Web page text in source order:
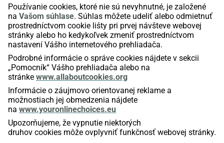
Používanie cookies, ktoré nie sú nevyhnutné, je založené
na Vašom súhlase. Súhlas môžete udeliť alebo odmietnuť
prostredníctvom cookie lišty pri prvej návšteve webovej
stránky alebo ho kedykoľvek zmeniť prostredníctvom
nastavení Vášho internetového prehliadača.
Podrobné informácie o správe cookies nájdete v sekcii
„Pomocník“ Vášho prehliadača alebo na
stránke www.allaboutcookies.org
Informácie o záujmovo orientovanej reklame a
možnostiach jej obmedzenia nájdete
na www.youronlinechoices.eu
Upozorňujeme, že vypnutie niektorých
druhov cookies môže ovplyvniť funkčnosť webovej stránky.